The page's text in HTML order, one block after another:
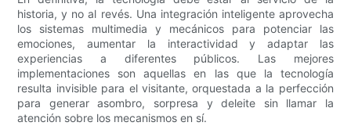
historia, y no al revés. Una integración inteligente aprovecha
los sistemas multimedia y mecánicos para potenciar las
emociones, aumentar la interactividad y adaptar las
experiencias a diferentes públicos. Las mejores
implementaciones son aquellas en las que la tecnología
resulta invisible para el visitante, orquestada a la perfección
para generar asombro, sorpresa y deleite sin llamar la
atención sobre los mecanismos en sí.